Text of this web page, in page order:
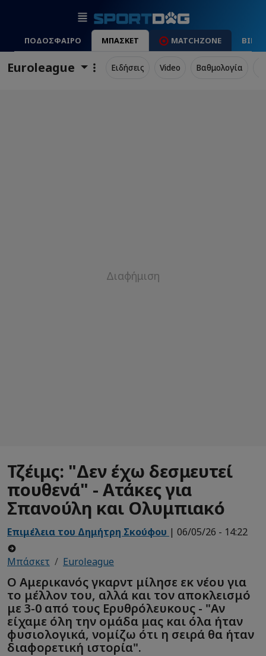
ΠΟΔΟΣΦΑΙΡΟ ΜΠΑΣΚΕΤ MATCHZONE
Euroleague Ειδήσεις Video Βαθμολογία
Τζέιμς: "Δεν έχω δεσμευτεί
πουθενά" - Ατάκες για
Σπανούλη και Ολυμπιακό
Επιμέλεια του Δημήτρη Σκούφου | 06/05/26 - 14:22
Μπάσκετ Euroleague
Ο Αμερικανός γκαρντ μίλησε εκ νέου για
το μέλλον του, αλλά και τον αποκλεισμό
με 3-0 από τους Ερυθρόλευκους - "Αν
είχαμε όλη την ομάδα μας και όλα ήταν
φυσιολογικά, νομίζω ότι η σειρά θα ήταν
διαφορετική ιστορία".